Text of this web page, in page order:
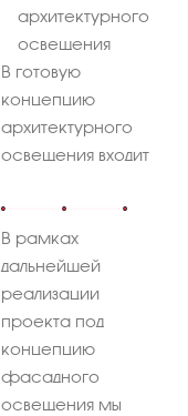
архитектурного
освещения
В готовую
концепцию
архитектурного
освещения входит
В рамках
дальнейшей
реализации
проекта под
концепцию
фасадного
освещения мы